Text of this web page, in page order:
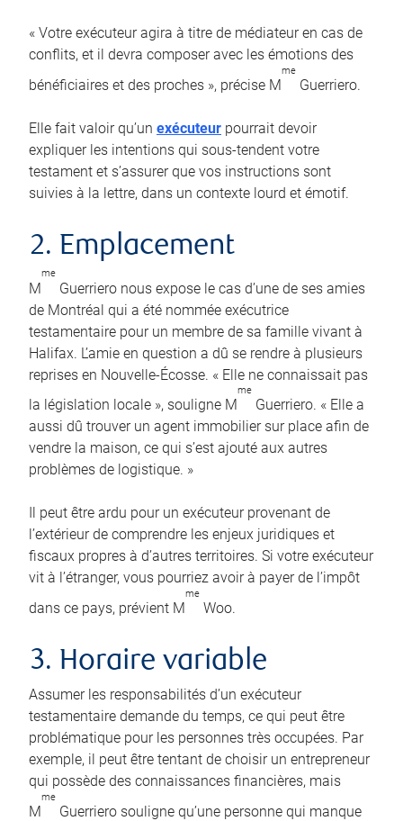
« Votre exécuteur agira à titre de médiateur en cas de
conflits, et il devra composer avec les émotions des
bénéficiaires et des proches », précise M
me
Guerriero.
Elle fait valoir qu’un exécuteur pourrait devoir
expliquer les intentions qui sous-tendent votre
testament et s’assurer que vos instructions sont
suivies à la lettre, dans un contexte lourd et émotif.
2. Emplacement
M
me
Guerriero nous expose le cas d’une de ses amies
de Montréal qui a été nommée exécutrice
testamentaire pour un membre de sa famille vivant à
Halifax. L’amie en question a dû se rendre à plusieurs
reprises en Nouvelle-Écosse. « Elle ne connaissait pas
la législation locale », souligne M
me
Guerriero. « Elle a
aussi dû trouver un agent immobilier sur place afin de
vendre la maison, ce qui s’est ajouté aux autres
problèmes de logistique. »
Il peut être ardu pour un exécuteur provenant de
l’extérieur de comprendre les enjeux juridiques et
fiscaux propres à d’autres territoires. Si votre exécuteur
vit à l’étranger, vous pourriez avoir à payer de l’impôt
dans ce pays, prévient M
me
Woo.
3. Horaire variable
Assumer les responsabilités d’un exécuteur
testamentaire demande du temps, ce qui peut être
problématique pour les personnes très occupées. Par
exemple, il peut être tentant de choisir un entrepreneur
qui possède des connaissances financières, mais
M
me
Guerriero souligne qu’une personne qui manque